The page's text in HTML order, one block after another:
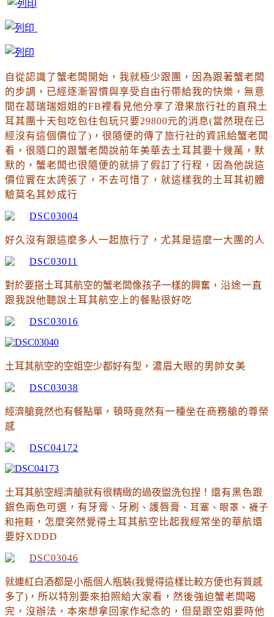
自從認識了蟹老闆開始 ，我就極少跟團 ，因為跟著蟹老闆
的步調 ，已經逐漸習慣與享受自由行帶給我的快樂 ， 無意
間在葛瑞瑞姐姐的FB裡看見他分享了澄果旅行社的直飛土
耳其團十天包吃包住包玩只要29800元的消息(當然現在已
經沒有這個價位了) ，很隨便的傳了旅行社的資訊給蟹老闆
看 ，很隨口的跟蟹老闆說前年美華去土耳其要十幾萬 ，默
默的 ， 蟹老闆也很隨便的就排了假訂了行程 ，因為他說這
價位實在太誇張了 ，不去可惜了 ，就這樣我的土耳其初體
驗莫名其妙成行
好久沒有跟這麼多人一起旅行了 ，尤其是這麼一大團的人
對於要搭土耳其航空的蟹老闆像孩子一樣的興奮 ，沿途一直
跟我說他聽說土耳其航空上的餐點很好吃
土耳其航空的空姐空少都好有型 ，濃眉大眼的男帥女美
經濟艙竟然也有餐點單 ，頓時竟然有一種坐在商務艙的尊榮
感
土耳其航空經濟艙就有很精緻的過夜盥洗包捏 ！還有黑色跟
銀色兩色可選 ，有牙膏 、 牙刷 、 護唇膏 、 耳塞 、 眼罩 、 襪子
和拖鞋 ，怎麼突然覺得土耳其航空比起我經常坐的華航還
要好XDDD
就連紅白酒都是小瓶個人瓶裝(我覺得這樣比較方便也有質感
多了) ，所以特別要來拍照給大家看 ，然後強迫蟹老闆喝
完 ，沒辦法 ，本來想拿回家作紀念的 ，但是跟空姐要時他